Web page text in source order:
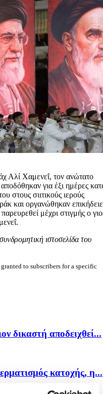
Αλί Χαμενεΐ, τον ανώτατο
για έξι ημέρες
στους σιιτικούς ιερούς
και οργανώθηκαν
μέχρι στιγμής ο
ιστοσελίδα του
to subscribers for a specific
δικαστή αποδειχθεί...
κατοχής, η...